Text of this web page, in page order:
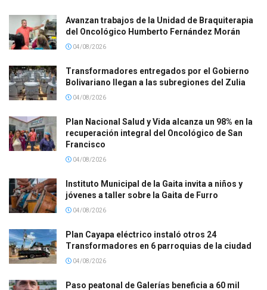
Avanzan trabajos de la Unidad de Braquiterapia
del Oncológico Humberto Fernández Morán
04/08/2026
Transformadores entregados por el Gobierno
Bolivariano llegan a las subregiones del Zulia
04/08/2026
Plan Nacional Salud y Vida alcanza un 98% en la
recuperación integral del Oncológico de San
Francisco
04/08/2026
Instituto Municipal de la Gaita invita a niños y
jóvenes a taller sobre la Gaita de Furro
04/08/2026
Plan Cayapa eléctrico instaló otros 24
Transformadores en 6 parroquias de la ciudad
04/08/2026
Paso peatonal de Galerías beneficia a 60 mil